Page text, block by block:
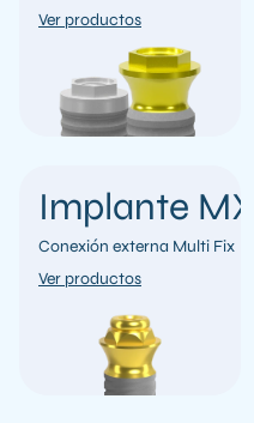
Ver productos
Implante MX
Conexión externa Multi Fix
Ver productos